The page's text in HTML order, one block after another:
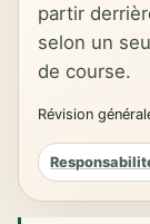
partir
selon un
de course.
Révision